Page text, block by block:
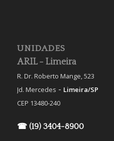
UNIDADES
ARIL - Limeira
R. Dr. Roberto Mange, 523
Jd. Mercedes - Limeira/SP
CEP 13480-240
☎ (19) 3404-8900